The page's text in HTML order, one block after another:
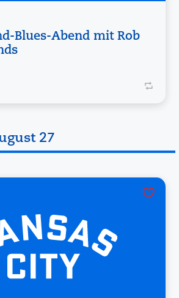
Blues-Abend mit Rob
27